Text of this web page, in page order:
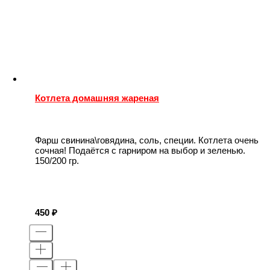
Котлета домашняя жареная
Фарш свинина\говядина, соль, специи. Котлета очень
сочная! Подаётся с гарниром на выбор и зеленью.
150/200 гр.
450